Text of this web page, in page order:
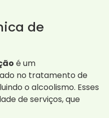
de
é um
no tratamento de
o alcoolismo. Esses
de serviços, que